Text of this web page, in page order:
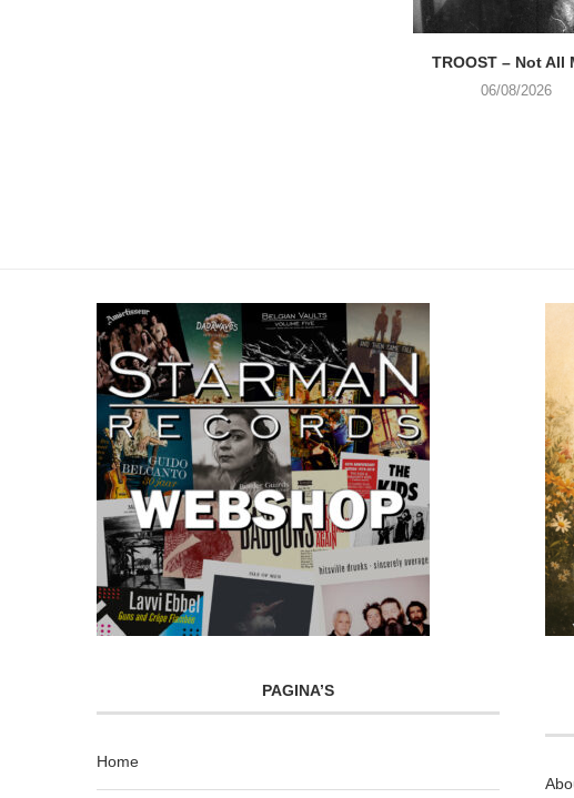
TROOST – Not All
06/08/2026
PAGINA’S
Home